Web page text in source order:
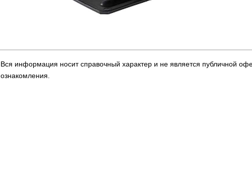
Вся информация носит справочный характер и не является публичной
ознакомления.